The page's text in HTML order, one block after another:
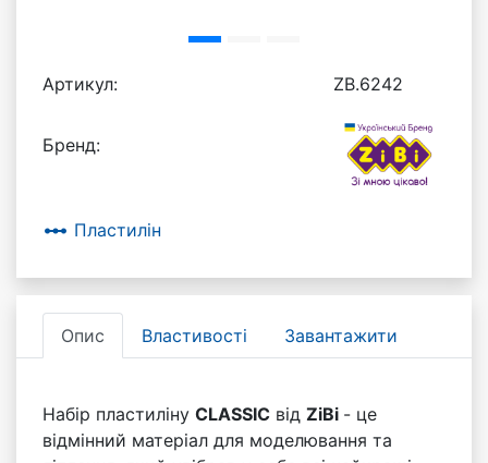
Артикул: ZB.6242
Бренд:
linear_scale Пластилін
Опис Властивості Завантажити
Набір пластиліну CLASSIC від ZiBi - це
відмінний матеріал для моделювання та